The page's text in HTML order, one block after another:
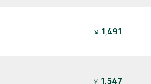
￥ 1,491
￥ 1,547